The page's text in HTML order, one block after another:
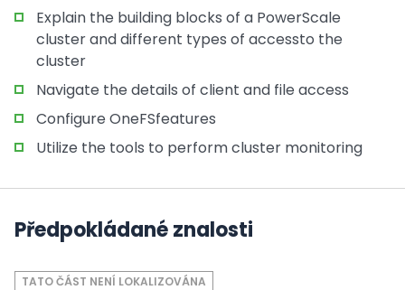
Explain the building blocks of a PowerScale
cluster and different types of accessto the
cluster
Navigate the details of client and file access
Configure OneFSfeatures
Utilize the tools to perform cluster monitoring
Předpokládané znalosti
TATO ČÁST NENÍ LOKALIZOVÁNA